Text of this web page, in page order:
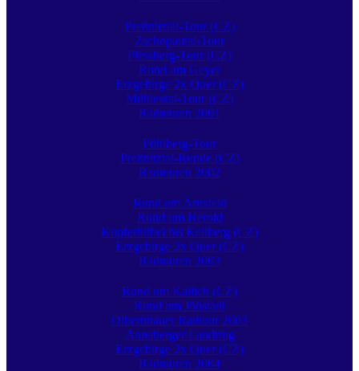
Preßnitztal-Tour (CZ)
Zschopautal-Tour
Plessberg-Tour (CZ)
Rund um Geyer
Erzgebirge 2x Quer (CZ)
Mühlental-Tour (CZ)
Radtouren 2001
Pöhlberg-Tour
Preßnitztal-Runde (CZ)
Radtouren 2002
Rund um Arnsfeld
Rund um Herold
Kupferhübel bis Keilberg (CZ)
Erzgebirge 2x Quer (CZ)
Radtouren 2003
Rund um Kallich (CZ)
Rund um Jöhstadt
Olbernhauer Radtour 2003
Annaberger Landring
Erzgebirge 2x Quer (CZ)
Radtouren 2004